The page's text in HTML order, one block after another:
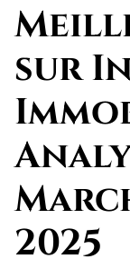
sur
2025